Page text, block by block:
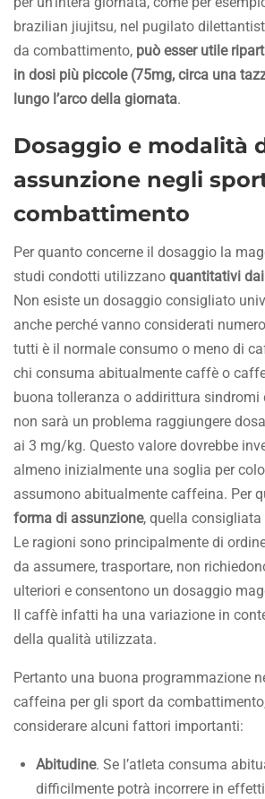
brazilian jiujitsu, nel pugilato
da combattimento, può esser utile
in dosi più piccole (75mg, circa una
lungo l’arco della giornata.
Dosaggio e modalità
assunzione negli
combattimento
Per quanto concerne il dosaggio la
studi condotti utilizzano quantitativi
Non esiste un dosaggio consigliato
anche perché vanno considerati
tutti è il normale consumo o meno di
chi consuma abitualmente caffè o
buona tolleranza o addirittura sindromi
non sarà un problema raggiungere
ai 3 mg/kg. Questo valore dovrebbe
almeno inizialmente una soglia per
assumono abitualmente caffeina. Per
forma di assunzione, quella consigliata
Le ragioni sono principalmente di
da assumere, trasportare, non
ulteriori e consentono un dosaggio
Il caffè infatti ha una variazione in
della qualità utilizzata.
Pertanto una buona programmazione
caffeina per gli sport da
considerare alcuni fattori importanti:
Abitudine. Se l’atleta consuma
difficilmente potrà incorrere in